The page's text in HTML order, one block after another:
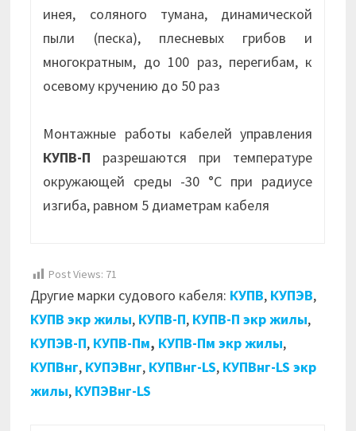
инея, соляного тумана, динамической
пыли (песка), плесневых грибов и
многократным, до 100 раз, перегибам, к
осевому кручению до 50 раз
Монтажные работы кабелей управления
КУПВ-П разрешаются при температуре
окружающей среды -30 °С при радиусе
изгиба, равном 5 диаметрам кабеля
Post Views: 71
Другие марки судового кабеля: КУПВ, КУПЭВ,
КУПВ экр жилы, КУПВ-П, КУПВ-П экр жилы,
КУПЭВ-П, КУПВ-Пм, КУПВ-Пм экр жилы,
КУПВнг, КУПЭВнг, КУПВнг-LS, КУПВнг-LS экр
жилы, КУПЭВнг-LS